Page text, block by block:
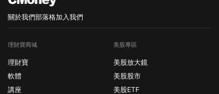
關於我們部落格加入我們
理財寶商城
理財寶
軟體
講座
美股專區
美股放大鏡
美股股市
美股ETF